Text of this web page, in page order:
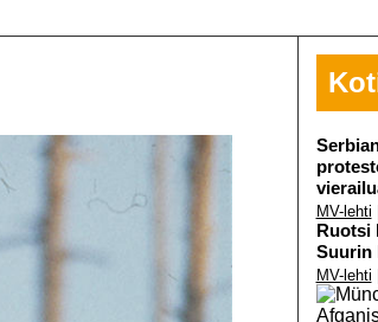
MV-lehti
Ruotsi
Suurin
MV-lehti